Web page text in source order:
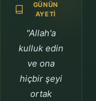
GÜNÜN
AYETI
"Allah'a
kulluk edin
ve ona
hiçbir şeyi
ortak